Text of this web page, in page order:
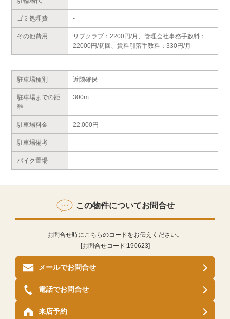
ゴミ処理費 -
その他費用
リブクラブ：2200円/月、管理会社事務手数料：
22000円/初回、賃料引落手数料：330円/月
駐車場種別 近隣確保
駐車場までの距
離
300m
駐車場料金 22,000円
駐車場備考 -
バイク置場 -
この物件についてお問合せ
お問合せ時にこちらのコードをお伝えください。
[お問合せコード:190623]
メールでお問合せ
来店予約
電話でお問合せ